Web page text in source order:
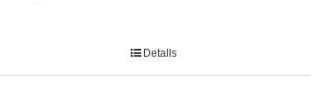
Detalls